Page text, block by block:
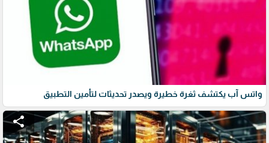
واتس آب يكتشف ثغرة خطيرة ويصدر تحديثات لتأمين التطبيق
share